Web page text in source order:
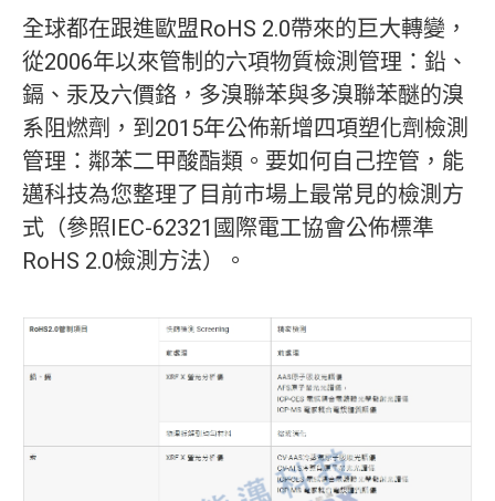
全球都在跟進歐盟RoHS 2.0帶來的巨大轉變，
從2006年以來管制的六項物質檢測管理：鉛、
鎘、汞及六價鉻，多溴聯苯與多溴聯苯醚的溴
系阻燃劑，到2015年公佈新增四項塑化劑檢測
管理：鄰苯二甲酸酯類。要如何自己控管，能
邁科技為您整理了目前市場上最常見的檢測方
式（參照IEC-62321國際電工協會公佈標準
RoHS 2.0檢測方法）。